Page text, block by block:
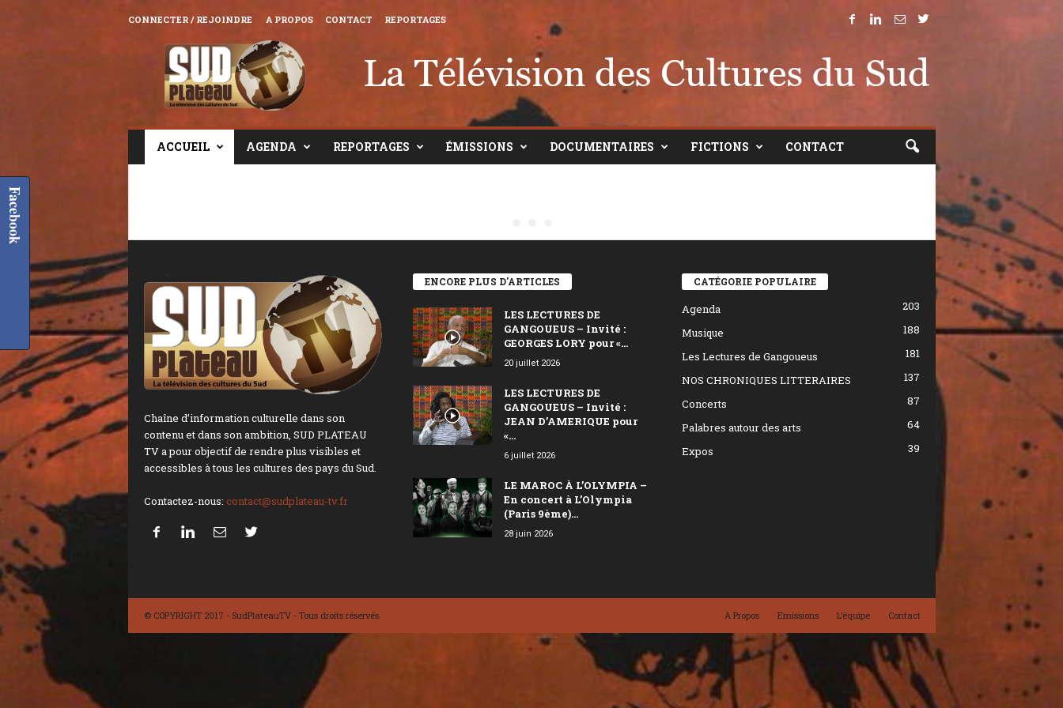
CONNECTER / REJOINDRE A PROPOS CONTACT
REPORTAGES
ACCUEIL AGENDA REPORTAGES ÉMISSIONS DOCUMENTAIRES FICTIONS CONTACT
Chaîne d’information culturelle dans son
contenu et dans son ambition, SUD PLATEAU
TV a pour objectif de rendre plus visibles et
accessibles à tous les cultures des pays du Sud.
Contactez-nous: contact@sudplateau-tv.fr
ENCORE PLUS D'ARTICLES
LES LECTURES DE
GANGOUEUS – Invité :
GEORGES LORY pour «...
20 juillet 2026
LES LECTURES DE
GANGOUEUS – Invité :
JEAN D’AMERIQUE pour
«...
6 juillet 2026
LE MAROC À L’OLYMPIA –
En concert à L’Olympia
(Paris 9ème)...
28 juin 2026
CATÉGORIE POPULAIRE
Agenda
203
Musique
188
Les Lectures de Gangoueus
181
NOS CHRONIQUES LITTERAIRES
137
Concerts
87
Palabres autour des arts
64
Expos
39
A Propos Emissions L’équipe Contact
© COPYRIGHT 2017 - SudPlateauTV - Tous droits réservés.
Facebook